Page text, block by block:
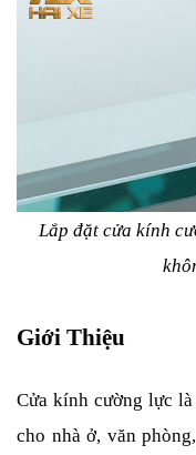
Lắp đặt cửa kính
Giới Thiệu
Cửa kính cường lực
cho nhà ở, văn